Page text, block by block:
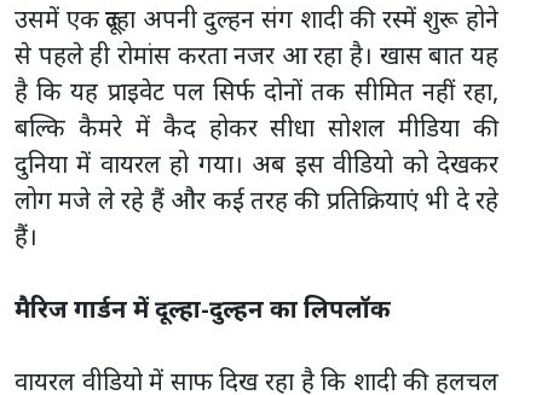
उसमें एक दूल्हा अपनी दुल्हन संग शादी की रस्में शुरू होने
से पहले ही रोमांस करता नजर आ रहा है। खास बात यह
है कि यह प्राइवेट पल सिर्फ दोनों तक सीमित नहीं रहा,
बल्कि कैमरे में कैद होकर सीधा सोशल मीडिया की
दुनिया में वायरल हो गया। अब इस वीडियो को देखकर
लोग मजे ले रहे हैं और कई तरह की प्रतिक्रियाएं भी दे रहे
हैं।
मैरिज गार्डन में दूल्हा-दुल्हन का लिपलॉक
वायरल वीडियो में साफ दिख रहा है कि शादी की हलचल